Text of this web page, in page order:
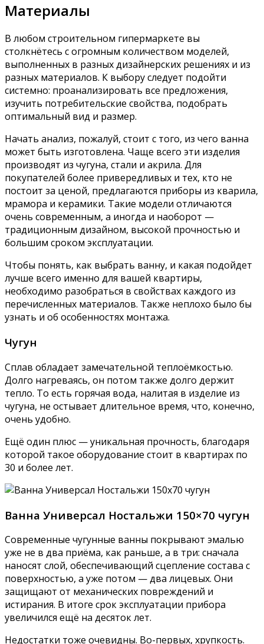
Материалы
В любом строительном гипермаркете вы
столкнётесь с огромным количеством моделей,
выполненных в разных дизайнерских решениях и из
разных материалов. К выбору следует подойти
системно: проанализировать все предложения,
изучить потребительские свойства, подобрать
оптимальный вид и размер.
Начать анализ, пожалуй, стоит с того, из чего ванна
может быть изготовлена. Чаще всего эти изделия
производят из чугуна, стали и акрила. Для
покупателей более привередливых и тех, кто не
постоит за ценой, предлагаются приборы из кварила,
мрамора и керамики. Такие модели отличаются
очень современным, а иногда и наоборот —
традиционным дизайном, высокой прочностью и
большим сроком эксплуатации.
Чтобы понять, как выбрать ванну, и какая подойдет
лучше всего именно для вашей квартиры,
необходимо разобраться в свойствах каждого из
перечисленных материалов. Также неплохо было бы
узнать и об особенностях монтажа.
Чугун
Сплав обладает замечательной теплоёмкостью.
Долго нагреваясь, он потом также долго держит
тепло. То есть горячая вода, налитая в изделие из
чугуна, не остывает длительное время, что, конечно,
очень удобно.
Ещё один плюс — уникальная прочность, благодаря
которой такое оборудование стоит в квартирах по
30 и более лет.
Ванна Универсал Ностальжи 150×70 чугун
Современные чугунные ванны покрывают эмалью
уже не в два приёма, как раньше, а в три: сначала
наносят слой, обеспечивающий сцепление состава с
поверхностью, а уже потом — два лицевых. Они
защищают от механических повреждений и
истирания. В итоге срок эксплуатации прибора
увеличился ещё на десяток лет.
Недостатки тоже очевидны. Во-первых, хрупкость.